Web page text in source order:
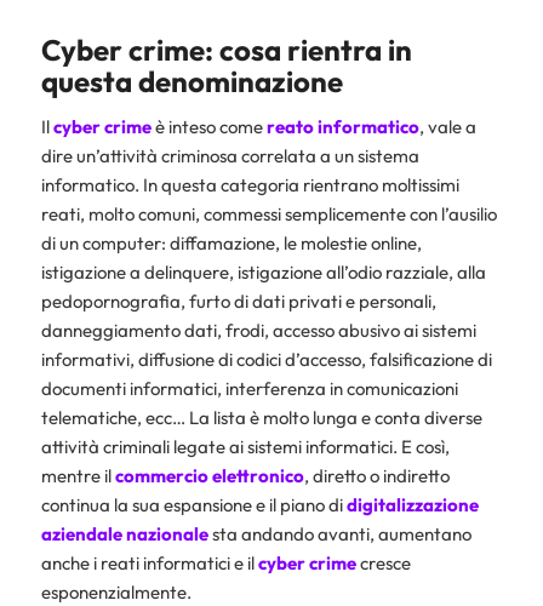
Cyber crime: cosa rientra in
questa denominazione
Ilcyber crimeè inteso comereato informatico, vale a
dire un’attività criminosa correlata a un sistema
informatico. In questa categoria rientrano moltissimi
reati, molto comuni, commessi semplicemente con l’ausilio
di un computer: diffamazione, le molestie online,
istigazione a delinquere, istigazione all’odio razziale, alla
pedopornografia, furto di dati privati e personali,
danneggiamento dati, frodi, accesso abusivo ai sistemi
informativi, diffusione di codici d’accesso, falsificazione di
documenti informatici, interferenza in comunicazioni
telematiche, ecc… La lista è molto lunga e conta diverse
attività criminali legate ai sistemi informatici. E così,
mentre ilcommercio elettronico, diretto o indiretto
continua la sua espansione e il piano didigitalizzazione
aziendale nazionalesta andando avanti, aumentano
anche i reati informatici e ilcyber crimecresce
esponenzialmente.